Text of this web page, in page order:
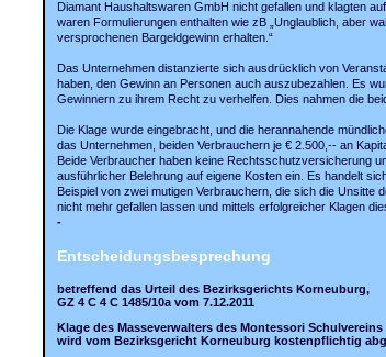
Diamant Haushaltswaren GmbH nicht gefallen und klagten
waren Formulierungen enthalten wie zB „Unglaublich, aber
versprochenen Bargeldgewinn erhalten.“
Das Unternehmen distanzierte sich ausdrücklich von
haben, den Gewinn an Personen auch auszubezahlen. Es
Gewinnern zu ihrem Recht zu verhelfen. Dies nahmen die
Die Klage wurde eingebracht, und die herannahende
das Unternehmen, beiden Verbrauchern je € 2.500,-- an
Beide Verbraucher haben keine Rechtsschutzversicherung
ausführlicher Belehrung auf eigene Kosten ein. Es handelt
Beispiel von zwei mutigen Verbrauchern, die sich die Unsitte
nicht mehr gefallen lassen und mittels erfolgreicher Klagen
-
Entscheidungsbesprechung
betreffend das Urteil des Bezirksgerichts Korneuburg,
GZ 4 C 4 C 1485/10a vom 7.12.2011
Klage des Masseverwalters des Montessori Schulvereins
wird vom Bezirksgericht Korneuburg kostenpflichtig